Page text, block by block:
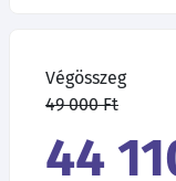
Végösszeg
49 000 Ft
44